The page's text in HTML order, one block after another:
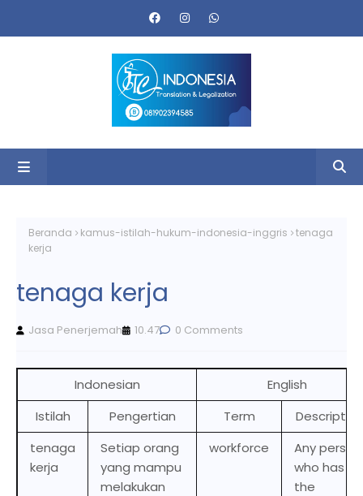
Beranda kamus-istilah-hukum-indonesia-inggris
tenaga
kerja
tenaga kerja
Jasa Penerjemah 10.47 0 Comments
Indonesian
English
Istilah
Pengertian Term
Description
tenaga
kerja
Setiap orang
yang mampu
melakukan
workforce
Any person
who has
the